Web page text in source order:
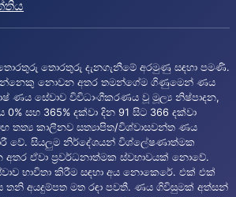
කළ ණය.
අභිරුචිකරණය කිරීමට සහ තෝරා
ඉඩ දෙන්නේ එබැවිනි.
අනුපාත.අපගේ පොලී අනුපාත
සිට 2.25% දක්වා පරාසයක පවතින
හිමිකාර ආකෘතියේ ඔබේ ණය ලකුණු
වේ. ඔබේ ණය ලකුණු වැඩි
පොලී අනුපාතය අඩු වේ.
තොරතුරු දැනගැනීමේ අරමුණු සඳහා පමණි.
නොවන අතර තමන්ගේම ගිණුමෙන් ණය
සේවාව විවිධාංගීකරණය වූ මූල්‍ය නිෂ්පාදන,
සහ 365% දක්වා දින 91 සිට 366 දක්වා
තත්‍ය කාලීනව සත්‍යාපිත/විශ්වාසවන්ත ණය
වේ. සියලුම නිර්දේශයන් විශ්ලේෂණාත්මක
ඒවා ප්‍රවර්ධනාත්මක ස්වභාවයක් නොවේ.
භාවිතා කිරීම සඳහා අය නොකෙරේ. එක් එක්
තනි අයදුම්පත මත රඳා පවතී. ණය ගිවිසුමක් අත්සන්